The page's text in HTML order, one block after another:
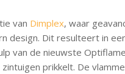
van Dimplex, waar
design. Dit resulteert in
van de nieuwste
prikkelt. De